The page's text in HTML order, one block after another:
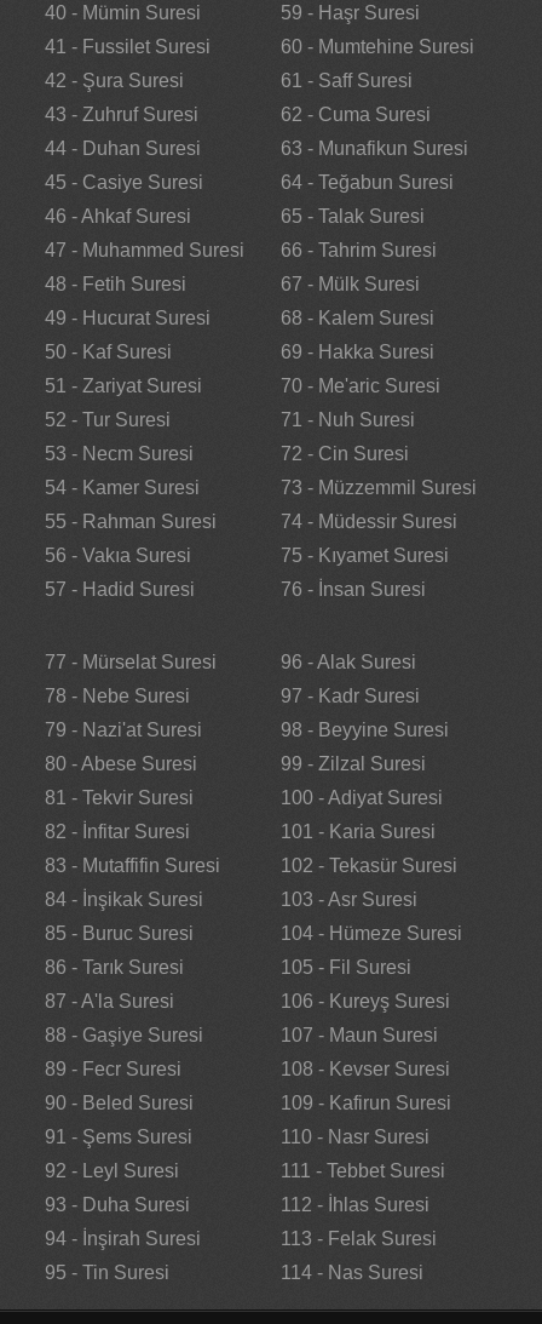
40 - Mümin Suresi
41 - Fussilet Suresi
42 - Şura Suresi
43 - Zuhruf Suresi
44 - Duhan Suresi
45 - Casiye Suresi
46 - Ahkaf Suresi
47 - Muhammed Suresi
48 - Fetih Suresi
49 - Hucurat Suresi
50 - Kaf Suresi
51 - Zariyat Suresi
52 - Tur Suresi
53 - Necm Suresi
54 - Kamer Suresi
55 - Rahman Suresi
56 - Vakıa Suresi
57 - Hadid Suresi
59 - Haşr Suresi
60 - Mumtehine Suresi
61 - Saff Suresi
62 - Cuma Suresi
63 - Munafikun Suresi
64 - Teğabun Suresi
65 - Talak Suresi
66 - Tahrim Suresi
67 - Mülk Suresi
68 - Kalem Suresi
69 - Hakka Suresi
70 - Me'aric Suresi
71 - Nuh Suresi
72 - Cin Suresi
73 - Müzzemmil Suresi
74 - Müdessir Suresi
75 - Kıyamet Suresi
76 - İnsan Suresi
77 - Mürselat Suresi
78 - Nebe Suresi
79 - Nazi'at Suresi
80 - Abese Suresi
81 - Tekvir Suresi
82 - İnfitar Suresi
83 - Mutaffifin Suresi
84 - İnşikak Suresi
85 - Buruc Suresi
86 - Tarık Suresi
87 - A'la Suresi
88 - Gaşiye Suresi
89 - Fecr Suresi
90 - Beled Suresi
91 - Şems Suresi
92 - Leyl Suresi
93 - Duha Suresi
94 - İnşirah Suresi
95 - Tin Suresi
96 - Alak Suresi
97 - Kadr Suresi
98 - Beyyine Suresi
99 - Zilzal Suresi
100 - Adiyat Suresi
101 - Karia Suresi
102 - Tekasür Suresi
103 - Asr Suresi
104 - Hümeze Suresi
105 - Fil Suresi
106 - Kureyş Suresi
107 - Maun Suresi
108 - Kevser Suresi
109 - Kafirun Suresi
110 - Nasr Suresi
111 - Tebbet Suresi
112 - İhlas Suresi
113 - Felak Suresi
114 - Nas Suresi